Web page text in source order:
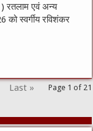
रतलाम एवं अन्य
को स्वर्गीय रविशंकर
Page 1 of 21
Last »